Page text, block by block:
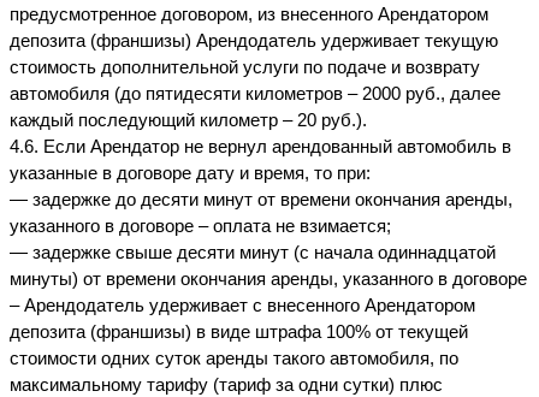
предусмотренное договором, из внесенного Арендатором
депозита (франшизы) Арендодатель удерживает текущую
стоимость дополнительной услуги по подаче и возврату
автомобиля (до пятидесяти километров – 2000 руб., далее
каждый последующий километр – 20 руб.).
4.6. Если Арендатор не вернул арендованный автомобиль в
указанные в договоре дату и время, то при:
— задержке до десяти минут от времени окончания аренды,
указанного в договоре – оплата не взимается;
— задержке свыше десяти минут (с начала одиннадцатой
минуты) от времени окончания аренды, указанного в договоре
– Арендодатель удерживает с внесенного Арендатором
депозита (франшизы) в виде штрафа 100% от текущей
стоимости одних суток аренды такого автомобиля, по
максимальному тарифу (тариф за одни сутки) плюс